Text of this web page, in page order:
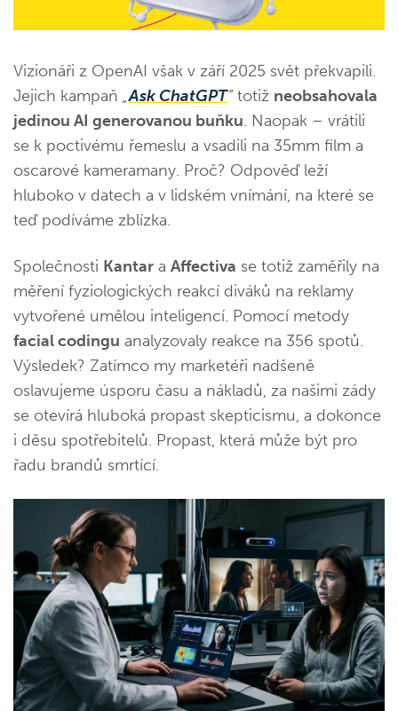
Vizionáři z OpenAI však v září 2025 svět překvapili.
Jejich kampaň „Ask ChatGPT“totiž neobsahovala
jedinou AI generovanou buňku. Naopak – vrátili
se k poctivému řemeslu a vsadili na 35mm film a
oscarové kameramany. Proč? Odpověď leží
hluboko v datech a v lidském vnímání, na které se
teď podíváme zblízka.
Společnosti Kantar a Affectiva se totiž zaměřily na
měření fyziologických reakcí diváků na reklamy
vytvořené umělou inteligencí. Pomocí metody
facial codingu analyzovaly reakce na 356 spotů.
Výsledek? Zatímco my marketéři nadšeně
oslavujeme úsporu času a nákladů, za našimi zády
se otevírá hluboká propast skepticismu, a dokonce
i děsu spotřebitelů. Propast, která může být pro
řadu brandů smrtící.